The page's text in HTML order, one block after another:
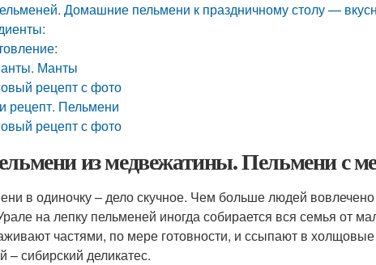
Домашние пельмени к праздничному столу —
Манты
рецепт с фото
рецепт. Пельмени
рецепт с фото
из медвежатины. Пельмени с
в одиночку – дело скучное. Чем больше людей вовлечено
на лепку пельменей иногда собирается вся семья от
частями, по мере готовности, и ссыпают в
– сибирский деликатес.